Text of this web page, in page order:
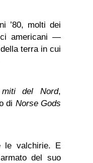
’80, molti dei
americani —
terra in cui
del Nord,
di Norse Gods
le valchirie. E
del suo